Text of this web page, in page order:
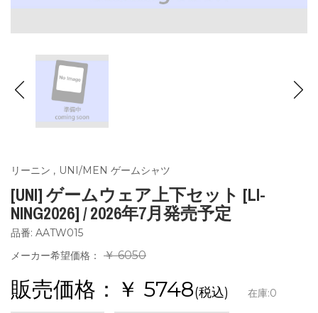
リーニン , UNI/MEN ゲームシャツ
[UNI] ゲームウェア上下セット [LI-
NING2026] / 2026年7月発売予定
品番: AATW015
メーカー希望価格：
￥ 6050
販売価格：￥ 5748(税込) 在庫:0